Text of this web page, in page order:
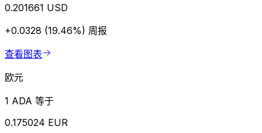
0.201661 USD
+0.0328 (19.46%) 周报
查看图表
欧元
1 ADA 等于
0.175024 EUR